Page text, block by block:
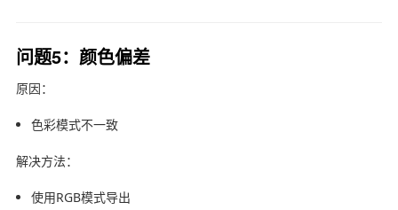
问题5：颜色偏差
原因：
色彩模式不一致
解决方法：
使用RGB模式导出